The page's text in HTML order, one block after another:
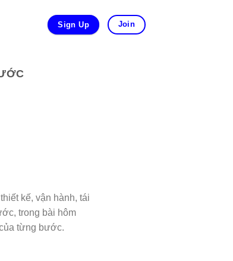
Sign Up Join
kế, vận hành, tái
trong bài hôm
từng bước.